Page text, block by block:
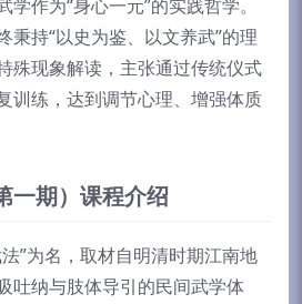
作为“身心一元”的实践哲学。
秉持“以史为鉴、以文养武”的理
殊现象解读，主张通过传统仪式
训练，达到调节心理、增强体质
一期）课程介绍
”为名，取材自明清时期江南地
吐纳与肢体导引的民间武学体